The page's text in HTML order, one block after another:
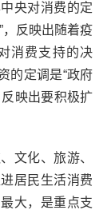
央对消费的定
，反映出随着疫
消费支持的决
的定调是“政府
映出要积极扩
文化、旅游、
居民生活消费
大，是重点支